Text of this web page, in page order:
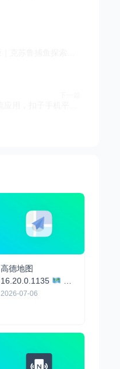
高德地图
16.20.0.1135
广告，去建筑，强开
2026-07-06